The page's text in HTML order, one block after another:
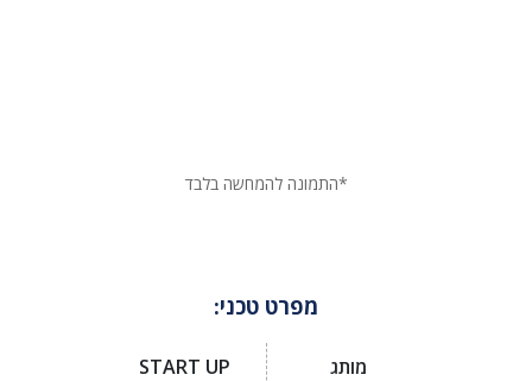
*התמונה להמחשה בלבד
מפרט טכני:
מותג
START UP